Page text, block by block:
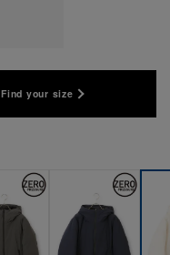
Find your size